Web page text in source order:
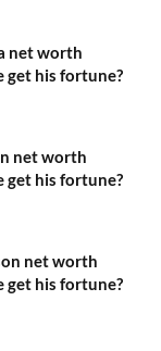
net worth
get his fortune?
net worth
get his fortune?
net worth
get his fortune?